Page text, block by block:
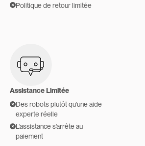
Politique de retour limitée
Assistance Limitée
Des robots plutôt qu'une aide
experte réelle
L'assistance s'arrête au
paiement